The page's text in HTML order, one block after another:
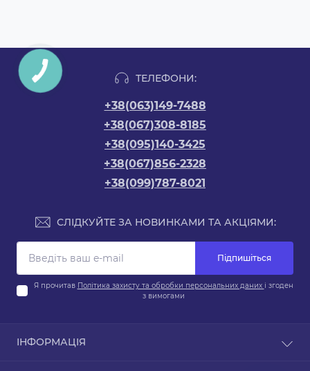
ТЕЛЕФОНИ:
+38(063)149-7488
+38(067)308-8185
+38(095)140-3425
+38(067)856-2328
+38(099)787-8021
СЛІДКУЙТЕ ЗА НОВИНКАМИ ТА АКЦІЯМИ:
Підпишіться
Я прочитав Політика захисту та обробки персональних даних і згоден
з вимогами
ІНФОРМАЦІЯ